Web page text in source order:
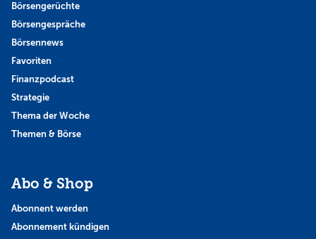
Börsengerüchte
Börsengespräche
Börsennews
Favoriten
Finanzpodcast
Strategie
Thema der Woche
Themen & Börse
Abo & Shop
Abonnent werden
Abonnement kündigen